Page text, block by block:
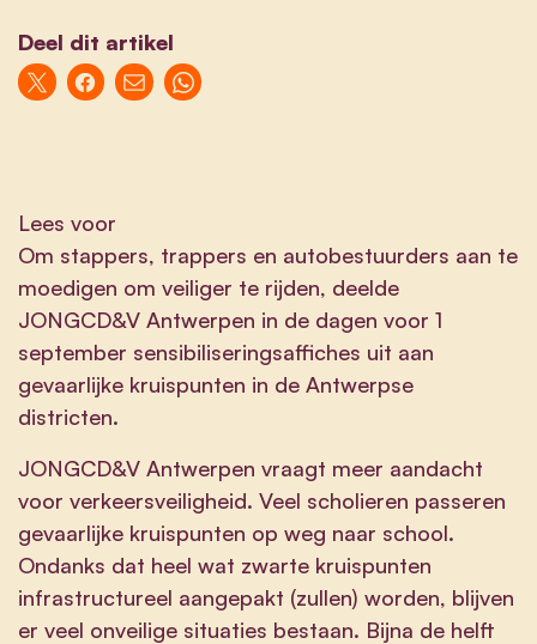
Deel dit artikel
Lees voor
Om stappers, trappers en autobestuurders aan te
moedigen om veiliger te rijden, deelde
JONGCD&V Antwerpen in de dagen voor 1
september sensibiliseringsaffiches uit aan
gevaarlijke kruispunten in de Antwerpse
districten.
JONGCD&V Antwerpen vraagt meer aandacht
voor verkeersveiligheid. Veel scholieren passeren
gevaarlijke kruispunten op weg naar school.
Ondanks dat heel wat zwarte kruispunten
infrastructureel aangepakt (zullen) worden, blijven
er veel onveilige situaties bestaan. Bijna de helft